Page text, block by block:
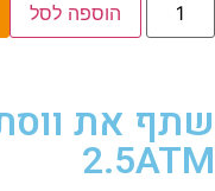
הוספה לסל
2.5ATM